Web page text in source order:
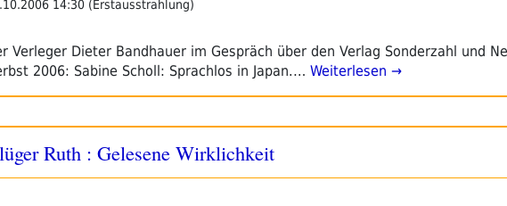
14:30 (Erstausstrahlung)
Verleger Dieter Bandhauer im Gespräch über den Verlag Sonderzahl und
2006: Sabine Scholl: Sprachlos in Japan.… Weiterlesen →
Ruth : Gelesene Wirklichkeit